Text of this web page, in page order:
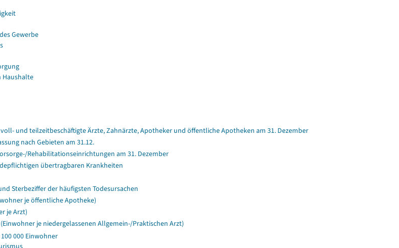
Gewerbe
Haushalte
und teilzeitbeschäftigte Ärzte, Zahnärzte, Apotheker und öffentliche Apotheken am 31. Dezember
nach Gebieten am 31.12.
Rehabilitationseinrichtungen am 31. Dezember
übertragbaren Krankheiten
Sterbeziffer der häufigsten Todesursachen
je öffentliche Apotheke)
je Arzt)
je niedergelassenen Allgemein-/Praktischen Arzt)
100 000 Einwohner